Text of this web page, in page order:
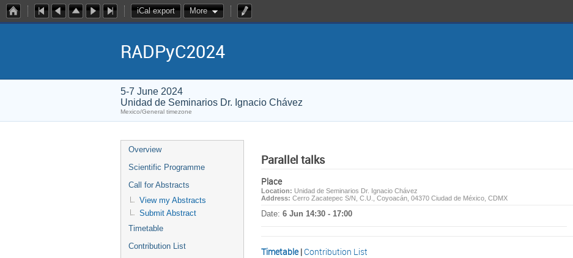
iCal export More
RADPyC2024
5-7 June 2024
Unidad de Seminarios Dr. Ignacio Chávez
Mexico/General timezone
Overview
Scientific Programme
Call for Abstracts
View my Abstracts
Submit Abstract
Timetable
Contribution List
Parallel talks
Place
Location: Unidad de Seminarios Dr. Ignacio Chávez
Address: Cerro Zacatepec S/N, C.U., Coyoacán, 04370 Ciudad de México, CDMX
Date: 6 Jun 14:30 - 17:00
Timetable| Contribution List